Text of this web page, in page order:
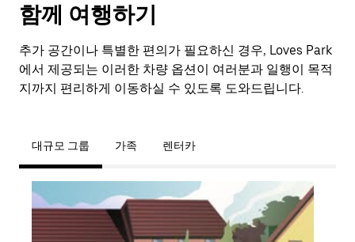
함께 여행하기
추가 공간이나 특별한 편의가 필요하신 경우, Loves Park
에서 제공되는 이러한 차량 옵션이 여러분과 일행이 목적
지까지 편리하게 이동하실 수 있도록 도와드립니다.
대규모 그룹 가족 렌터카